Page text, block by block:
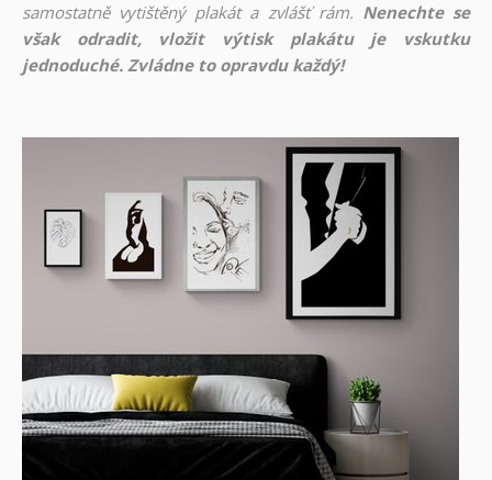
samostatně vytištěný plakát a zvlášť rám. Nenechte se
však odradit, vložit výtisk plakátu je vskutku
jednoduché. Zvládne to opravdu každý!